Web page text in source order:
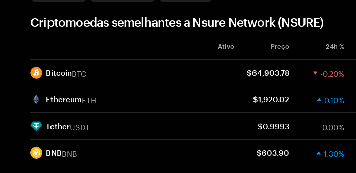
Criptomoedas semelhantes a Nsure Network (NSURE)
Ativo Preço 24h %
BitcoinBTC $64,903.78 -0.20%
EthereumETH $1,920.02 0.10%
TetherUSDT $0.9993 0.00%
BNBBNB $603.90 1.30%